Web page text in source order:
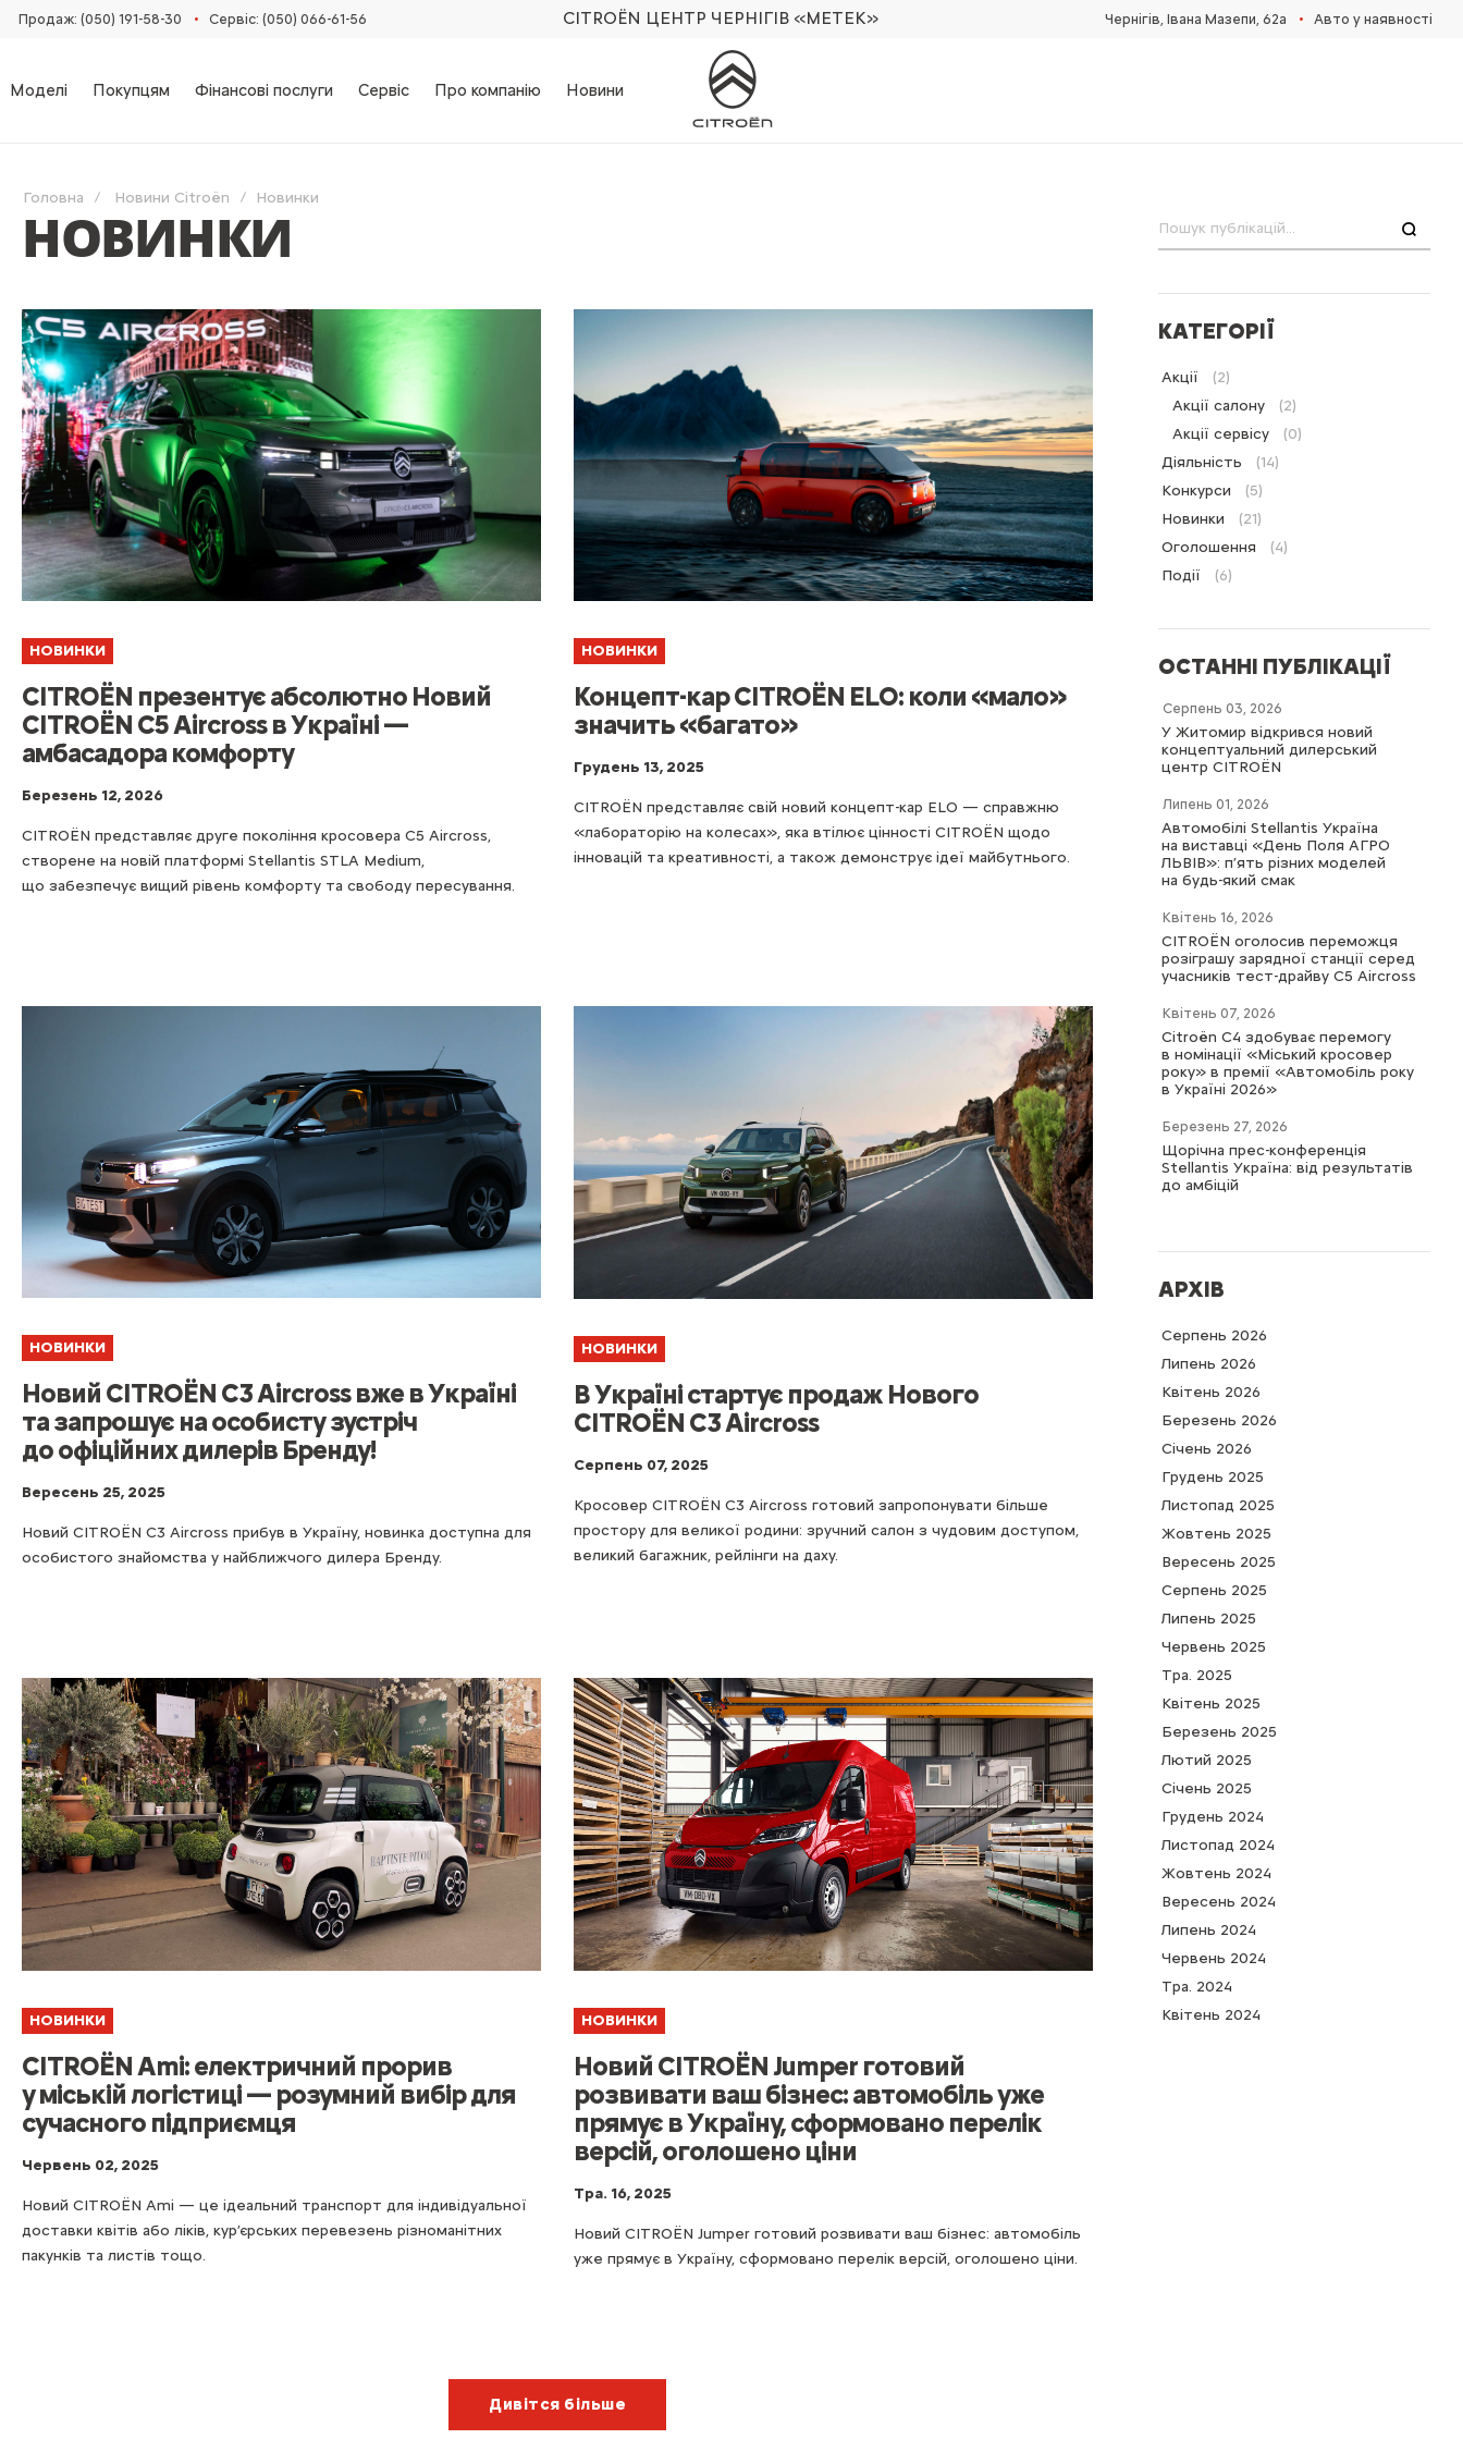
Продаж: (050) 191-58-30 • Сервіс: (050) 066-61-56 CITROËN ЦЕНТР ЧЕРНІГІВ «МЕТЕК» Чернігів, Івана Мазепи, 62а • Авто у наявності
Моделі Покупцям Фінансові послуги Сервіс Про компанію Новини
Головна Новини Citroën Новинки
НОВИНКИ
НОВИНКИ
CITROËN презентує абсолютно Новий
CITROËN C5 Aircross в Україні —
амбасадора комфорту
Березень 12, 2026
CITROËN представляє друге покоління кросовера C5 Aircross,
створене на новій платформі Stellantis STLA Medium,
що забезпечує вищий рівень комфорту та свободу пересування.
НОВИНКИ
Концепт-кар CITROЁN ELO: коли «мало»
значить «багато»
Грудень 13, 2025
CITROЁN представляє свій новий концепт-кар ELO — справжню
«лабораторію на колесах», яка втілює цінності CITROЁN щодо
інновацій та креативності, а також демонструє ідеї майбутнього.
НОВИНКИ
Новий CITROЁN C3 Aircross вже в Україні
та запрошує на особисту зустріч
до офіційних дилерів Бренду!
Вересень 25, 2025
Новий CITROЁN C3 Aircross прибув в Україну, новинка доступна для
особистого знайомства у найближчого дилера Бренду.
НОВИНКИ
В Україні стартує продаж Нового
CITROЁN C3 Aircross
Серпень 07, 2025
Кросовер CITROЁN C3 Aircross готовий запропонувати більше
простору для великої родини: зручний салон з чудовим доступом,
великий багажник, рейлінги на даху.
НОВИНКИ
CITROЁN Ami: електричний прорив
у міській логістиці — розумний вибір для
сучасного підприємця
Червень 02, 2025
Новий CITROЁN Ami — це ідеальний транспорт для індивідуальної
доставки квітів або ліків, кур’єрських перевезень різноманітних
пакунків та листів тощо.
НОВИНКИ
Новий CITROЁN Jumper готовий
розвивати ваш бізнес: автомобіль уже
прямує в Україну, сформовано перелік
версій, оголошено ціни
Тра. 16, 2025
Новий CITROЁN Jumper готовий розвивати ваш бізнес: автомобіль
уже прямує в Україну, сформовано перелік версій, оголошено ціни.
Дивітся більше
КАТЕГОРІЇ
Акції
(2)
Акції салону
(2)
Акції сервісу
(0)
Діяльність
(14)
Конкурси
(5)
Новинки
(21)
Оголошення
(4)
Події
(6)
ОСТАННІ ПУБЛІКАЦІЇ
Серпень 03, 2026
У Житомир відкрився новий
концептуальний дилерський
центр CITROËN
Липень 01, 2026
Автомобілі Stellantis Україна
на виставці «День Поля АГРО
ЛЬВІВ»: п’ять різних моделей
на будь-який смак
Квітень 16, 2026
CITROËN оголосив переможця
розіграшу зарядної станції серед
учасників тест-драйву C5 Aircross
Квітень 07, 2026
Citroën C4 здобуває перемогу
в номінації «Міський кросовер
року» в премії «Автомобіль року
в Україні 2026»
Березень 27, 2026
Щорічна прес-конференція
Stellantis Україна: від результатів
до амбіцій
АРХІВ
Серпень 2026
Липень 2026
Квітень 2026
Березень 2026
Cічень 2026
Грудень 2025
Листопад 2025
Жовтень 2025
Вересень 2025
Серпень 2025
Липень 2025
Червень 2025
Тра. 2025
Квітень 2025
Березень 2025
Лютий 2025
Cічень 2025
Грудень 2024
Листопад 2024
Жовтень 2024
Вересень 2024
Липень 2024
Червень 2024
Тра. 2024
Квітень 2024